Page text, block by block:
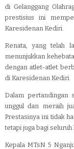
di Gelanggang
prestisius ini
Karesidenan Kediri.
Renata, yang telah
menunjukkan
dengan atlet-atlet
di Karesidenan Kediri.
Dalam pertandingan
unggul dan meraih
Prestasinya ini tidak
tetapi juga bagi
Kepala MTsN 5